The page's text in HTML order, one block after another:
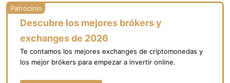
Descubre los mejores brókers y
exchanges de 2026
Te contamos los mejores exchanges de criptomonedas y
los mejor brókers para empezar a invertir online.